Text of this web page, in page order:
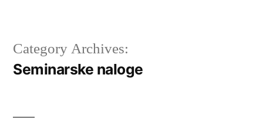
Category Archives:
Seminarske naloge